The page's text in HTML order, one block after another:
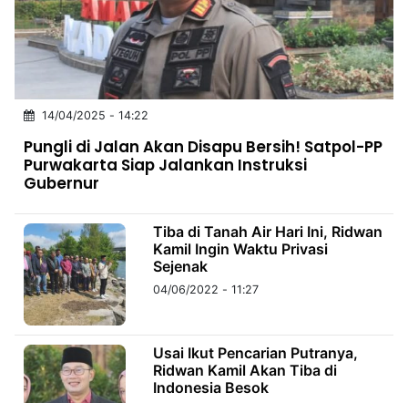
INDONESIA
Partner
NTB
Time
IDN
Jogja
Rakyat
News
Notice
Baru
Kabarbaru
14/04/2025 - 14:22
Pungli di Jalan Akan Disapu Bersih! Satpol-PP
Purwakarta Siap Jalankan Instruksi
Gubernur
Tiba di Tanah Air Hari Ini, Ridwan
Kamil Ingin Waktu Privasi
Sejenak
04/06/2022 - 11:27
Usai Ikut Pencarian Putranya,
Ridwan Kamil Akan Tiba di
Indonesia Besok